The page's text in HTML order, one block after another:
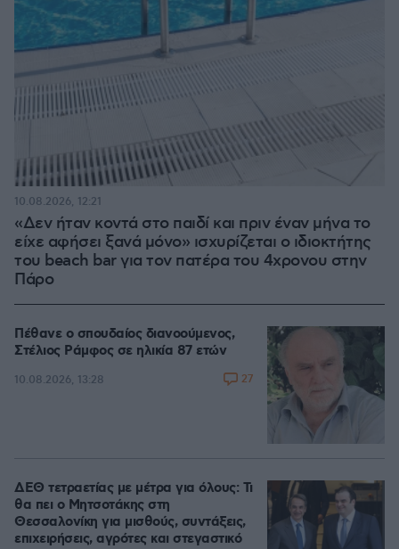
«Δεν ήταν κοντά στο παιδί και πριν έναν μήνα το
είχε αφήσει ξανά μόνο» ισχυρίζεται ο ιδιοκτήτης
του beach bar για τον πατέρα του 4χρονου στην
Πάρο
10.08.2026, 12:21
Πέθανε ο σπουδαίος διανοούμενος,
Στέλιος Ράμφος σε ηλικία 87 ετών
10.08.2026, 13:28 27
ΔΕΘ τετραετίας με μέτρα για όλους: Τι
θα πει ο Μητσοτάκης στη
Θεσσαλονίκη για μισθούς, συντάξεις,
επιχειρήσεις, αγρότες και στεγαστικό